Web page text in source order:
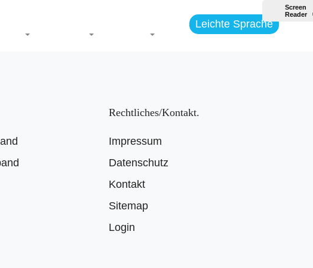
Leichte Sprache
Rechtliches/Kontakt
Impressum
Datenschutz
Kontakt
Sitemap
Login